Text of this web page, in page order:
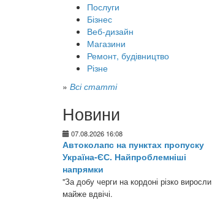
Послуги
Бізнес
Веб-дизайн
Магазини
Ремонт, будівництво
Різне
» Всі статті
Новини
07.08.2026 16:08
Автоколапс на пунктах пропуску
Україна-ЄС. Найпроблемніші
напрямки
"За добу черги на кордоні різко виросли
майже вдвічі.